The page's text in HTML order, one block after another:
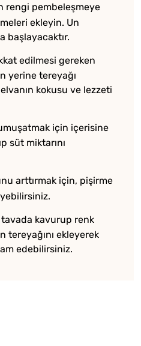
rengi pembeleşmeye
ekleyin. Un
başlayacaktır.
edilmesi gereken
yerine tereyağı
kokusu ve lezzeti
için içerisine
süt miktarını
arttırmak için, pişirme
tavada kavurup renk
tereyağını ekleyerek
edebilirsiniz.